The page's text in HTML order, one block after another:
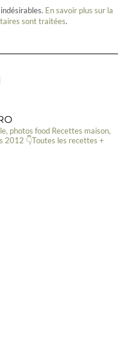
En savoir plus sur la
sont traitées.
photos food Recettes maison,
2012 👇Toutes les recettes +